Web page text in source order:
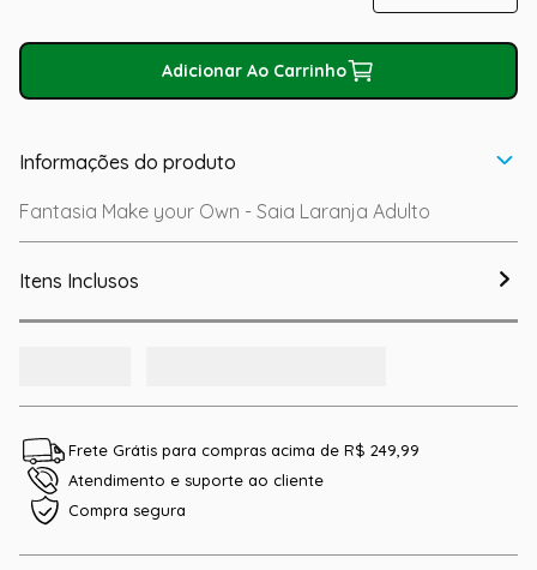
Adicionar Ao Carrinho
Informações do produto
Fantasia Make your Own - Saia Laranja Adulto
Itens Inclusos
Frete Grátis para compras acima de R$ 249,99
Atendimento e suporte ao cliente
Compra segura